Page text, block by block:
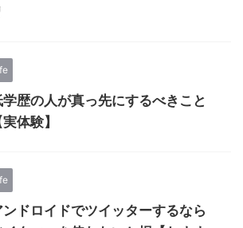
学歴の人が真っ先にするべきこと
実体験】
ンドロイドでツイッターするなら